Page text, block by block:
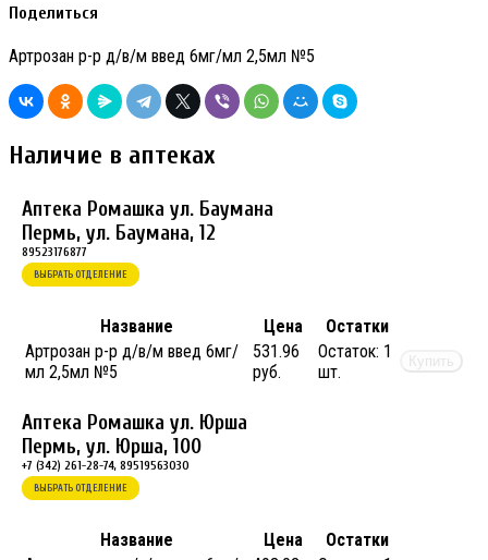
Поделиться
Артрозан р-р д/в/м введ 6мг/мл 2,5мл №5
Наличие в аптеках
Аптека Ромашка ул. Баумана
Пермь, ул. Баумана, 12
89523176877
ВЫБРАТЬ ОТДЕЛЕНИЕ
Название Цена
Остатки
Артрозан р-р д/в/м введ 6мг/
мл 2,5мл №5
531.96
руб.
Остаток: 1
шт.
Купить
Аптека Ромашка ул. Юрша
Пермь, ул. Юрша, 100
+7 (342) 261-28-74, 89519563030
ВЫБРАТЬ ОТДЕЛЕНИЕ
Название Цена
Остатки